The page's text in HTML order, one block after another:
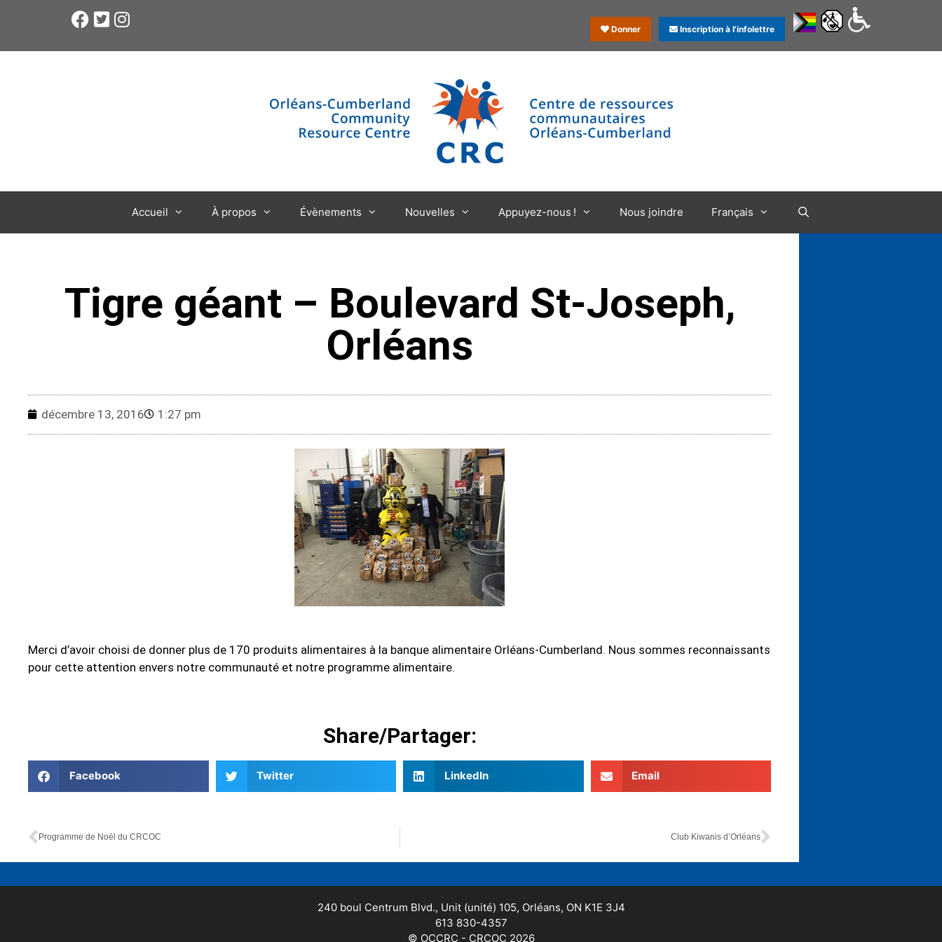
Donner Inscription à l'infolettre
Accueil À propos Évènements Nouvelles Appuyez-nous ! Nous joindre Français
Tigre géant – Boulevard St-Joseph,
Orléans
décembre 13, 2016 1:27 pm
Merci d’avoir choisi de donner plus de 170 produits alimentaires à la banque alimentaire Orléans-Cumberland. Nous sommes reconnaissants
pour cette attention envers notre communauté et notre programme alimentaire.
Share/Partager:
Facebook Twitter LinkedIn Email
Programme de Noël du CRCOC Club Kiwanis d’Orléans
240 boul Centrum Blvd., Unit (unité) 105, Orléans, ON K1E 3J4
613 830-4357
© OCCRC - CRCOC 2026